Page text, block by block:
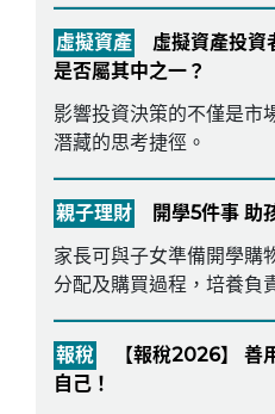
虛擬資產
虛擬資產投資
是否屬其中之一？
影響投資決策的不僅是市
潛藏的思考捷徑。
親子理財
開學5件事 助
家長可與子女準備開學購
分配及購買過程，培養負
報稅
【報稅2026】 善
自己！